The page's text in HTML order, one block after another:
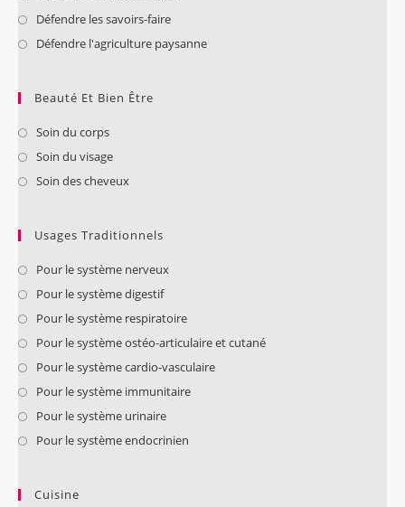
Défendre les savoirs-faire
Défendre l'agriculture paysanne
Beauté Et Bien Être
Soin du corps
Soin du visage
Soin des cheveux
Usages Traditionnels
Pour le système nerveux
Pour le système digestif
Pour le système respiratoire
Pour le système ostéo-articulaire et cutané
Pour le système cardio-vasculaire
Pour le système immunitaire
Pour le système urinaire
Pour le système endocrinien
Cuisine